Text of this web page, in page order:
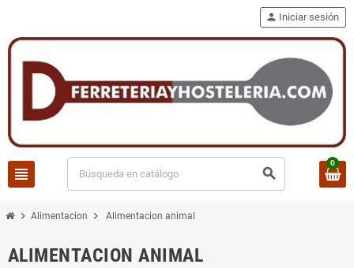
view_headline search
person Iniciar sesión
0
chevron_right Alimentacion chevron_right Alimentacion animal
ALIMENTACION ANIMAL